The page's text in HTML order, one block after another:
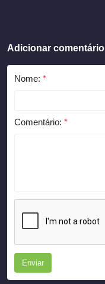
Adicionar comentário
Nome: *
Comentário: *
Enviar